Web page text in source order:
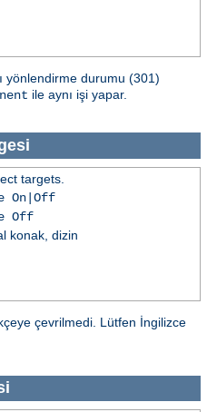
yönlendirme durumu (301)
ile aynı işi yapar.
targets.
On|Off
Off
konak, dizin
çevrilmedi. Lütfen İngilizce